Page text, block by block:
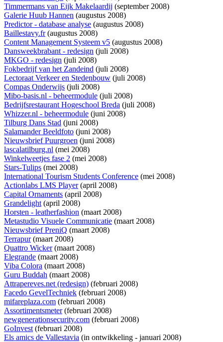
Timmermans van Eijk Makelaardij (september 2008)
Galerie Huub Hannen (augustus 2008)
Predictor - database analyse (augustus 2008)
Baillestavy.fr(augustus 2008)
Content Management Systeem v5 (augustus 2008)
Dansweekbrabant - redesign (juli 2008)
MKGO - redesign (juli 2008)
Fokbedrijf van het Zandeind (juli 2008)
Lectoraat Verkeer en Stedenbouw (juli 2008)
Compas Onderwijs (juli 2008)
Mibo-basis.nl - beheermodule (juli 2008)
Bedrijfsrestaurant Hogeschool Breda (juli 2008)
Whizzer.nl - beheermodule (juni 2008)
Tilburg Dans Stad (juni 2008)
Salamander Beeldfoto (juni 2008)
Nieuwsbrief Puurgroen (juni 2008)
lascalatilburg.nl (mei 2008)
Winkelweetjes fase 2 (mei 2008)
Stars-Tulips (mei 2008)
International Tourism Students Conference (mei 2008)
Actionlabs LMS Player(april 2008)
Capital Ornaments (april 2008)
Grandelight(april 2008)
Horsten - leatherfashion (maart 2008)
Metastudio Visuele Communicatie (maart 2008)
Nieuwsbrief PreniQ (maart 2008)
Terrapur(maart 2008)
Quattro Wicker(maart 2008)
Elegrande (maart 2008)
Viba Colora (maart 2008)
Guru Buddah (maart 2008)
Attrapereves.net (redesign) (februari 2008)
Facedo GevelTechniek (februari 2008)
mifareplaza.com (februari 2008)
Assortimentsmeter(februari 2008)
newgenerationsecurity.com (februari 2008)
GoInvest(februari 2008)
Els amics de Vallestavia (in ontwikkeling - januari 2008)